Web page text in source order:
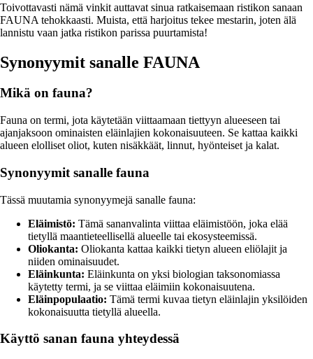
Toivottavasti nämä vinkit auttavat sinua ratkaisemaan ristikon sanaan
FAUNA tehokkaasti. Muista, että harjoitus tekee mestarin, joten älä
lannistu vaan jatka ristikon parissa puurtamista!
Synonyymit sanalle FAUNA
Mikä on fauna?
Fauna on termi, jota käytetään viittaamaan tiettyyn alueeseen tai
ajanjaksoon ominaisten eläinlajien kokonaisuuteen. Se kattaa kaikki
alueen elolliset oliot, kuten nisäkkäät, linnut, hyönteiset ja kalat.
Synonyymit sanalle fauna
Tässä muutamia synonyymejä sanalle fauna:
Eläimistö: Tämä sananvalinta viittaa eläimistöön, joka elää
tietyllä maantieteellisellä alueelle tai ekosysteemissä.
Oliokanta: Oliokanta kattaa kaikki tietyn alueen eliölajit ja
niiden ominaisuudet.
Eläinkunta: Eläinkunta on yksi biologian taksonomiassa
käytetty termi, ja se viittaa eläimiin kokonaisuutena.
Eläinpopulaatio: Tämä termi kuvaa tietyn eläinlajin yksilöiden
kokonaisuutta tietyllä alueella.
Käyttö sanan fauna yhteydessä